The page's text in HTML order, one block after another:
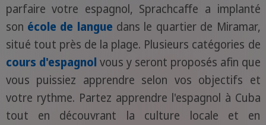
parfaire votre espagnol, Sprachcaffe a implanté
son école de langue dans le quartier de Miramar,
situé tout près de la plage. Plusieurs catégories de
cours d'espagnol vous y seront proposés afin que
vous puissiez apprendre selon vos objectifs et
votre rythme. Partez apprendre l'espagnol à Cuba
tout en découvrant la culture locale et en